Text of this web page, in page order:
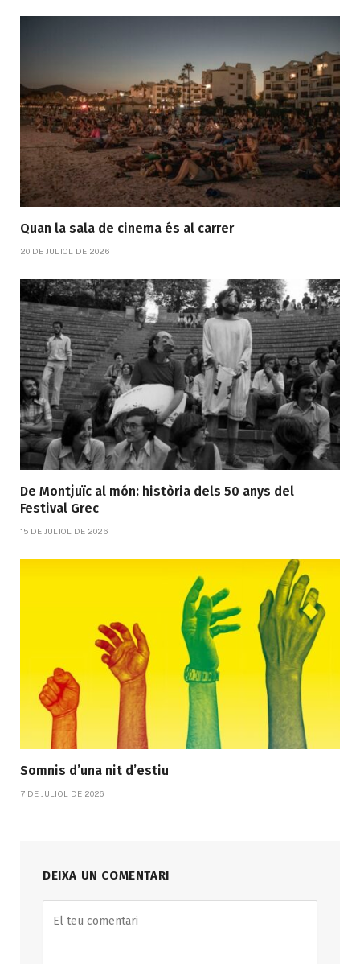
Quan la sala de cinema és al carrer
20 DE JULIOL DE 2026
De Montjuïc al món: història dels 50 anys del
Festival Grec
15 DE JULIOL DE 2026
Somnis d’una nit d’estiu
7 DE JULIOL DE 2026
DEIXA UN COMENTARI